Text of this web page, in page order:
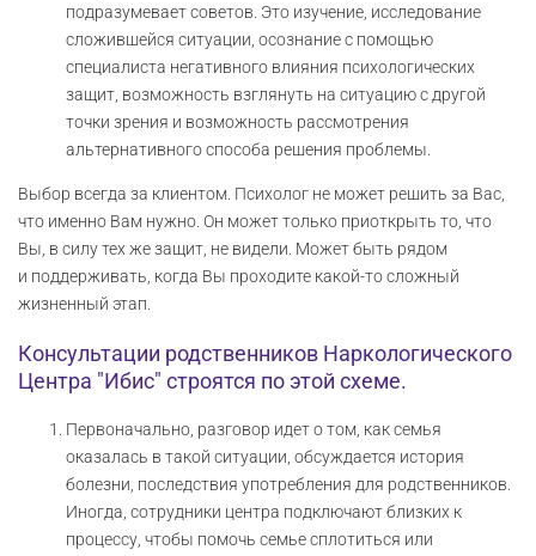
подразумевает советов. Это изучение, исследование
сложившейся ситуации, осознание с помощью
специалиста негативного влияния психологических
защит, возможность взглянуть на ситуацию с другой
точки зрения и возможность рассмотрения
альтернативного способа решения проблемы.
Выбор всегда за клиентом. Психолог не может решить за Вас,
что именно Вам нужно. Он может только приоткрыть то, что
Вы, в силу тех же защит, не видели. Может быть рядом
и поддерживать, когда Вы проходите какой-то сложный
жизненный этап.
Консультации родственников Наркологического
Центра "Ибис" строятся по этой схеме.
Первоначально, разговор идет о том, как семья
оказалась в такой ситуации, обсуждается история
болезни, последствия употребления для родственников.
Иногда, сотрудники центра подключают близких к
процессу, чтобы помочь семье сплотиться или